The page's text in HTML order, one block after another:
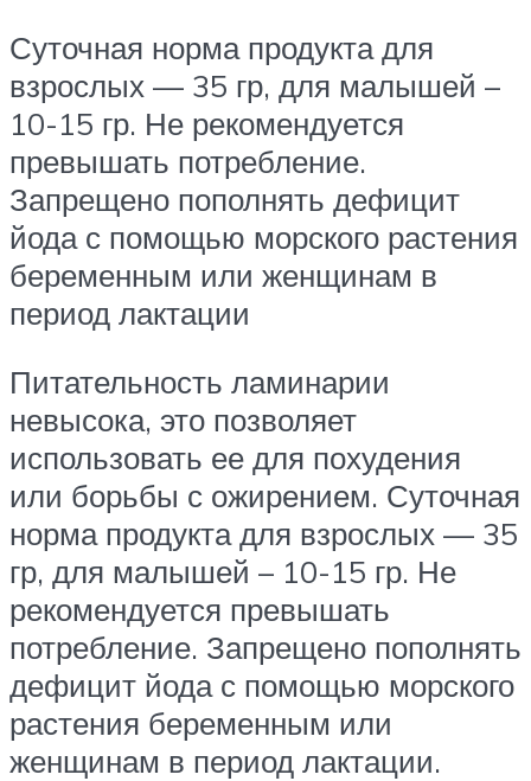
Суточная норма продукта для
взрослых — 35 гр, для малышей –
10-15 гр. Не рекомендуется
превышать потребление.
Запрещено пополнять дефицит
йода с помощью морского растения
беременным или женщинам в
период лактации
Питательность ламинарии
невысока, это позволяет
использовать ее для похудения
или борьбы с ожирением. Суточная
норма продукта для взрослых — 35
гр, для малышей – 10-15 гр. Не
рекомендуется превышать
потребление. Запрещено пополнять
дефицит йода с помощью морского
растения беременным или
женщинам в период лактации.